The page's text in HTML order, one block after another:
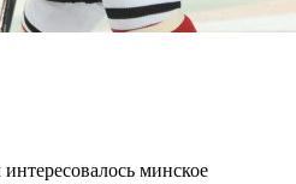
минское